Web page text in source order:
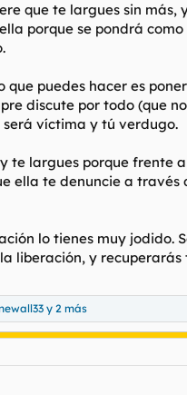
que te largues sin
porque se pondrá
que puedes hacer es
discute por todo (que
víctima y tú verdugo.
te largues porque frente
ella te denuncie a
lo tienes muy
liberación, y recuperarás
y 2 más